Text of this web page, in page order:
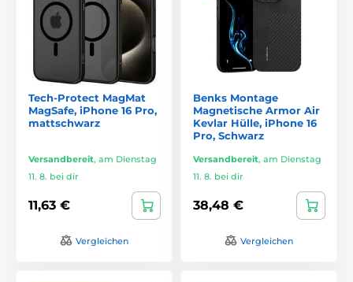
Tech-Protect MagMat
MagSafe, iPhone 16 Pro,
mattschwarz
Versandbereit, am Dienstag
11. 8. bei dir
11,63 €
Vergleichen
Benks Montage
Magnetische Armor Air
Kevlar Hülle, iPhone 16
Pro, Schwarz
Versandbereit, am Dienstag
11. 8. bei dir
38,48 €
Vergleichen